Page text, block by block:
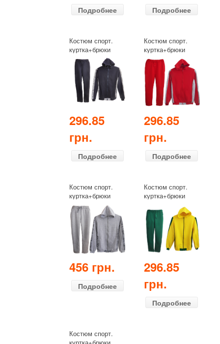
Подробнее Подробнее
Костюм спорт.
куртка+брюки
школьник
(демисезонный)
синий
296.85
грн.
Подробнее
Костюм спорт.
куртка+брюки
школьник
(демисезонный)
красный
296.85
грн.
Подробнее
Костюм спорт.
куртка+брюки
школьник
(демисезонный)
серый
456 грн.
Подробнее
Костюм спорт.
куртка+брюки
(демисезонный)
желтый+зелёный
296.85
грн.
Подробнее
Костюм спорт.
куртка+брюки